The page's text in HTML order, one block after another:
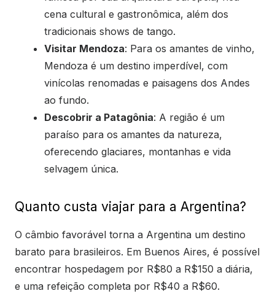
cena cultural e gastronômica, além dos
tradicionais shows de tango.
Visitar Mendoza: Para os amantes de vinho,
Mendoza é um destino imperdível, com
vinícolas renomadas e paisagens dos Andes
ao fundo.
Descobrir a Patagônia: A região é um
paraíso para os amantes da natureza,
oferecendo glaciares, montanhas e vida
selvagem única.
Quanto custa viajar para a Argentina?
O câmbio favorável torna a Argentina um destino
barato para brasileiros. Em Buenos Aires, é possível
encontrar hospedagem por R$80 a R$150 a diária,
e uma refeição completa por R$40 a R$60.